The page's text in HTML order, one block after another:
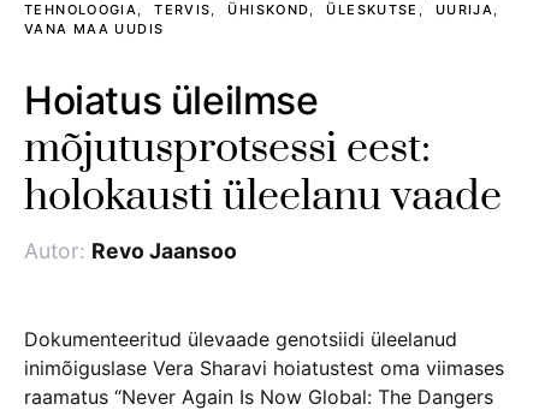
TEHNOLOOGIA
TERVIS ÜHISKOND ÜLESKUTSE
UURIJA
VANA MAA UUDIS
Hoiatus üleilmse
mõjutusprotsessi eest:
holokausti üleelanu vaade
Autor: Revo Jaansoo
Dokumenteeritud ülevaade genotsiidi üleelanud
inimõiguslase Vera Sharavi hoiatustest oma viimases
raamatus “Never Again Is Now Global: The Dangers